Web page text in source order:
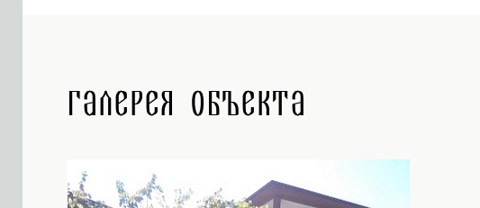
Галерея объекта